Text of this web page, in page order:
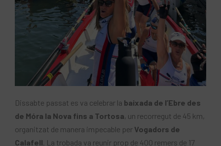
Dissabte passat es va celebrar la baixada de l’Ebre des
de Móra la Nova fins a Tortosa, un recorregut de 45 km,
organitzat de manera impecable per Vogadors de
Calafell . La trobada va reunir prop de 400 remers de 17